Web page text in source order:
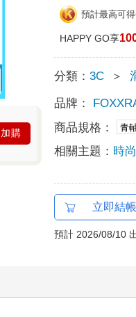
加購
預計最高可
HAPPY GO享
分類：3C ＞
品牌：
商品規格：
相關主題： 時
立即結帳
預計 2026/08/10